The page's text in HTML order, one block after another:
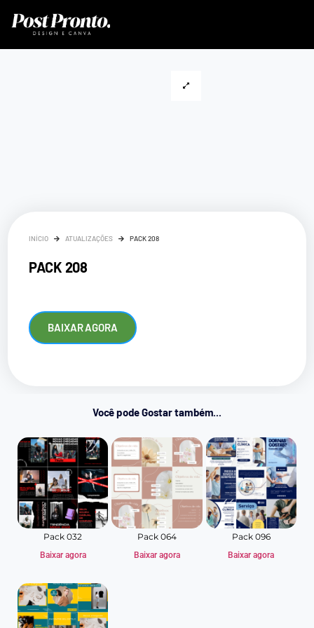
INÍCIO ATUALIZAÇÕES PACK 208
PACK 208
BAIXAR AGORA
Você pode Gostar também...
Pack 032
Baixar agora
Pack 064
Baixar agora
Pack 096
Baixar agora